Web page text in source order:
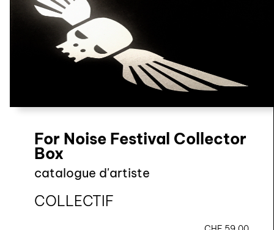
For Noise Festival Collector
Box
catalogue d'artiste
COLLECTIF